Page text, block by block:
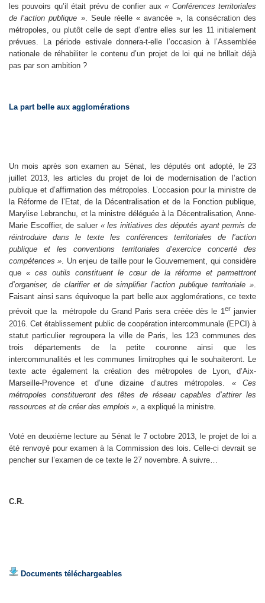
les pouvoirs qu’il était prévu de confier aux« Conférences territoriales
de l’action publique ». Seule réelle « avancée », la consécration des
métropoles, ou plutôt celle de sept d’entre elles sur les 11 initialement
prévues. La période estivale donnera-t-elle l’occasion à l’Assemblée
nationale de réhabiliter le contenu d’un projet de loi qui ne brillait déjà
pas par son ambition ?
La part belle aux agglomérations
Un mois après son examen au Sénat, les députés ont adopté, le 23
juillet 2013, les articles du projet de loi de modernisation de l’action
publique et d’affirmation des métropoles. L’occasion pour la ministre de
la Réforme de l’Etat, de la Décentralisation et de la Fonction publique,
Marylise Lebranchu, et la ministre déléguée à la Décentralisation, Anne-
Marie Escoffier, de saluer « les initiatives des députés ayant permis de
réintroduire dans le texte les conférences territoriales de l’action
publique et les conventions territoriales d’exercice concerté des
compétences ». Un enjeu de taille pour le Gouvernement, qui considère
que« ces outils constituent le cœur de la réforme et permettront
d’organiser, de clarifier et de simplifier l’action publique territoriale ».
Faisant ainsi sans équivoque la part belle aux agglomérations, ce texte
prévoit que la métropole du Grand Paris sera créée dès le 1er janvier
2016. Cet établissement public de coopération intercommunale (EPCI) à
statut particulier regroupera la ville de Paris, les 123 communes des
trois départements de la petite couronne ainsi que les
intercommunalités et les communes limitrophes qui le souhaiteront. Le
texte acte également la création des métropoles de Lyon, d’Aix-
Marseille-Provence et d’une dizaine d’autres métropoles. « Ces
métropoles constitueront des têtes de réseau capables d’attirer les
ressources et de créer des emplois » , a expliqué la ministre.
Voté en deuxième lecture au Sénat le 7 octobre 2013, le projet de loi a
été renvoyé pour examen à la Commission des lois. Celle-ci devrait se
pencher sur l’examen de ce texte le 27 novembre. A suivre…
C.R.
Documents téléchargeables